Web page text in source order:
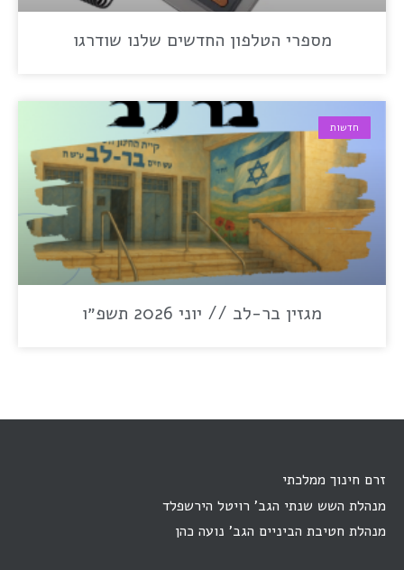
מספרי הטלפון החדשים שלנו שודרגו
חדשות
מגזין בר-לב // יוני 2026 תשפ״ו
זרם חינוך ממלכתי
מנהלת השש שנתי הגב' רויטל הירשפלד
מנהלת חטיבת הביניים הגב' נועה כהן